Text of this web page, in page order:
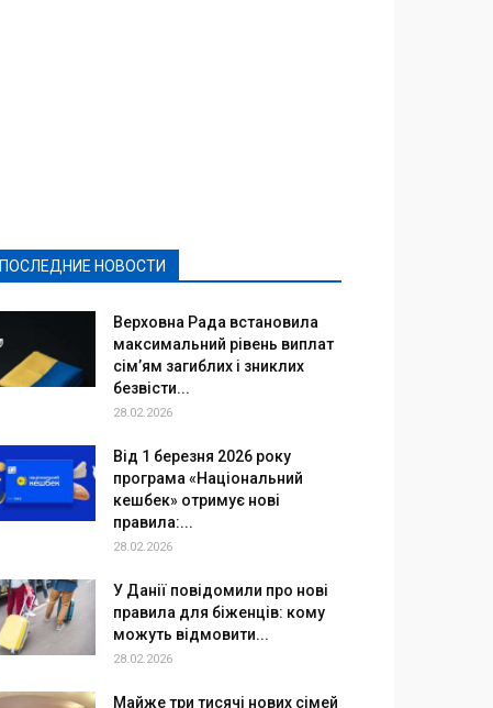
ПОСЛЕДНИЕ НОВОСТИ
Верховна Рада встановила
максимальний рівень виплат
сім’ям загиблих і зниклих
безвісти...
28.02.2026
Від 1 березня 2026 року
програма «Національний
кешбек» отримує нові
правила:...
28.02.2026
У Данії повідомили про нові
правила для біженців: кому
можуть відмовити...
28.02.2026
Майже три тисячі нових сімей